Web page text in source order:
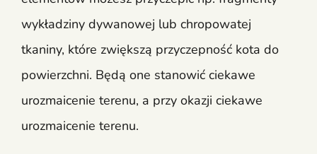
wykładziny dywanowej lub chropowatej
tkaniny, które zwiększą przyczepność kota do
powierzchni. Będą one stanowić ciekawe
urozmaicenie terenu, a przy okazji ciekawe
urozmaicenie terenu.